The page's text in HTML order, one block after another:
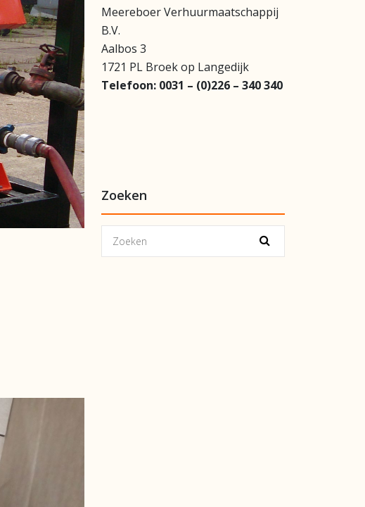
Meereboer Verhuurmaatschappij
B.V.
Aalbos 3
1721 PL Broek op Langedijk
Telefoon: 0031 – (0)226 – 340 340
Zoeken